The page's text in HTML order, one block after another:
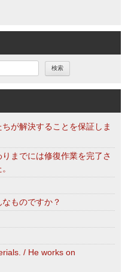
が解決することを保証しま
までには修復作業を完了さ
ものですか？
/ He works on